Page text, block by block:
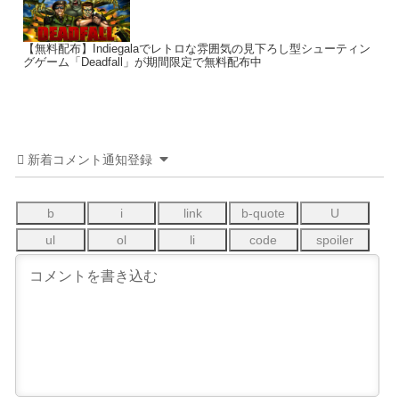
【無料配布】Indiegalaでレトロな雰囲気の見下ろし型シューティン
グゲーム「Deadfall」が期間限定で無料配布中
新着コメント通知登録